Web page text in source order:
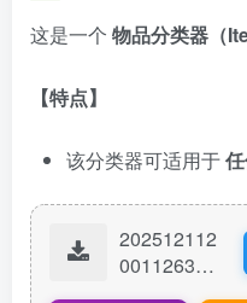
这是一个 物品分类器（
【特点】
该分类器可适用于
202512112
00112637-